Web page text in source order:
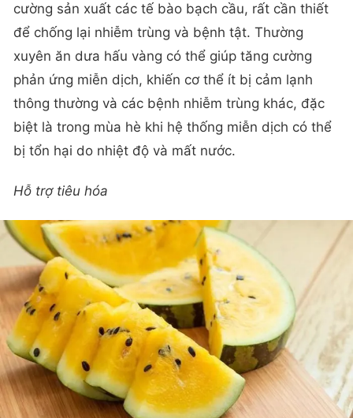
cường sản xuất các tế bào bạch cầu, rất cần thiết
để chống lại nhiễm trùng và bệnh tật. Thường
xuyên ăn dưa hấu vàng có thể giúp tăng cường
phản ứng miễn dịch, khiến cơ thể ít bị cảm lạnh
thông thường và các bệnh nhiễm trùng khác, đặc
biệt là trong mùa hè khi hệ thống miễn dịch có thể
bị tổn hại do nhiệt độ và mất nước.
Hỗ trợ tiêu hóa